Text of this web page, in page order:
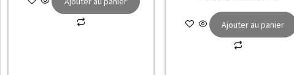
Ajouter au panier